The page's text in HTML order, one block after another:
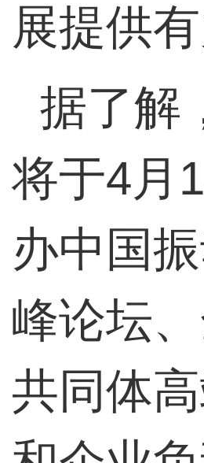
展提供
据了解
将于4月
办中国
峰论坛
共同体